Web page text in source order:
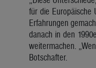
für die Europäische
Erfahrungen
danach in den
weitermachen.
Botschafter.